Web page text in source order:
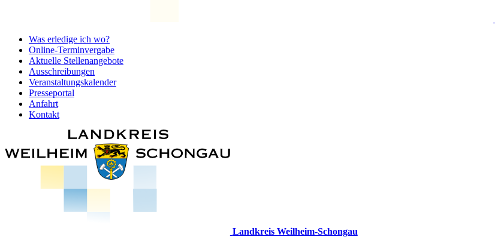
Was erledige ich wo?
Online-Terminvergabe
Aktuelle Stellenangebote
Ausschreibungen
Veranstaltungskalender
Presseportal
Anfahrt
Kontakt
Landkreis Weilheim-Schongau